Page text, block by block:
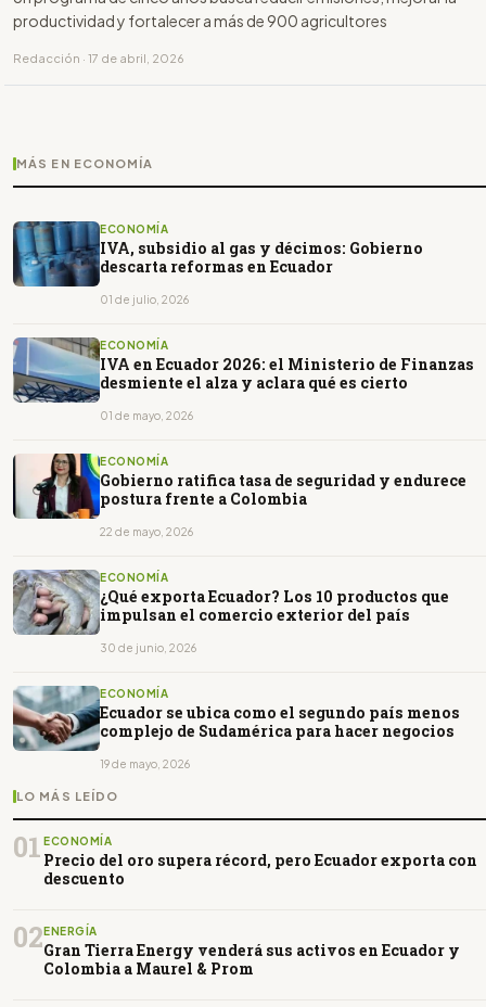
productividad y fortalecer a más de 900 agricultores
Redacción · 17 de abril, 2026
MÁS EN ECONOMÍA
ECONOMÍA
IVA, subsidio al gas y décimos: Gobierno
descarta reformas en Ecuador
01 de julio, 2026
ECONOMÍA
IVA en Ecuador 2026: el Ministerio de Finanzas
desmiente el alza y aclara qué es cierto
01 de mayo, 2026
ECONOMÍA
Gobierno ratifica tasa de seguridad y endurece
postura frente a Colombia
22 de mayo, 2026
ECONOMÍA
¿Qué exporta Ecuador? Los 10 productos que
impulsan el comercio exterior del país
30 de junio, 2026
ECONOMÍA
Ecuador se ubica como el segundo país menos
complejo de Sudamérica para hacer negocios
19 de mayo, 2026
LO MÁS LEÍDO
01 ECONOMÍA
Precio del oro supera récord, pero Ecuador exporta con
descuento
02 ENERGÍA
Gran Tierra Energy venderá sus activos en Ecuador y
Colombia a Maurel & Prom